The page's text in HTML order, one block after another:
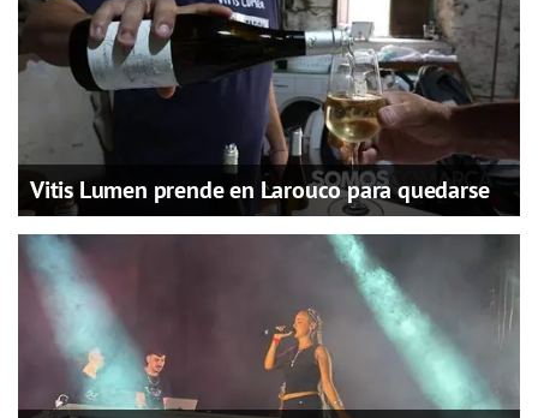
Vitis Lumen prende en Larouco para quedarse